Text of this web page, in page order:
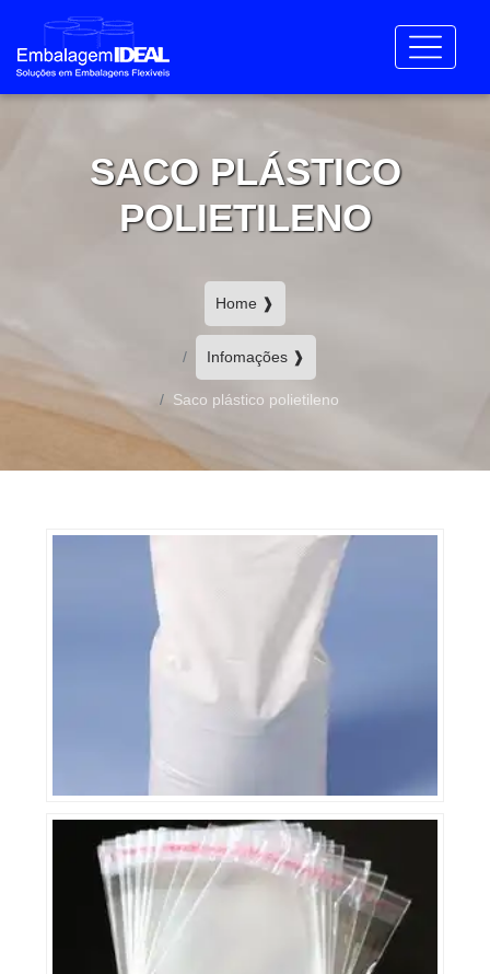
SACO PLÁSTICO
POLIETILENO
Home ❱
Infomações ❱
Saco plástico polietileno